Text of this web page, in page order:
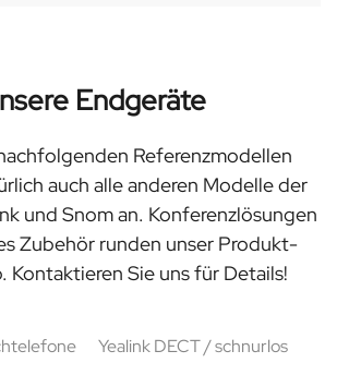
Endgeräte
Referenzmodellen
auch alle anderen Modelle der
und Snom an. Konferenzlösungen
Zubehör runden unser Produkt-
Kontaktieren Sie uns für Details!
Yealink DECT / schnurlos